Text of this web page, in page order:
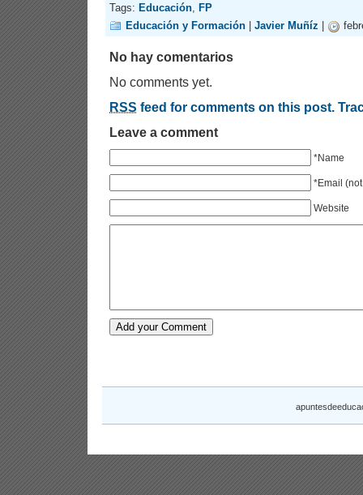
Tags: Educación
FP
Educación y Formación
Javier Muñíz
No hay comentarios
No comments yet.
RSS feed for comments on this post.
Leave a comment
*Name
*Email
Website